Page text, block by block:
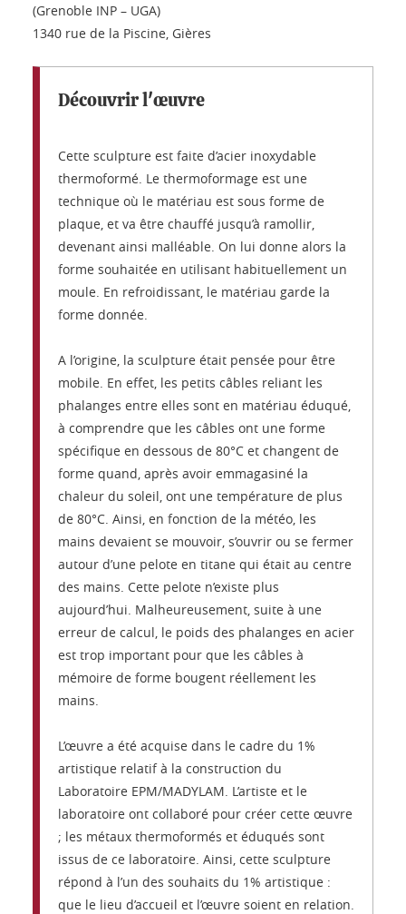
(Grenoble INP – UGA)
1340 rue de la Piscine, Gières
Découvrir l'œuvre
Cette sculpture est faite d’acier inoxydable
thermoformé. Le thermoformage est une
technique où le matériau est sous forme de
plaque, et va être chauffé jusqu’à ramollir,
devenant ainsi malléable. On lui donne alors la
forme souhaitée en utilisant habituellement un
moule. En refroidissant, le matériau garde la
forme donnée.
A l’origine, la sculpture était pensée pour être
mobile. En effet, les petits câbles reliant les
phalanges entre elles sont en matériau éduqué,
à comprendre que les câbles ont une forme
spécifique en dessous de 80°C et changent de
forme quand, après avoir emmagasiné la
chaleur du soleil, ont une température de plus
de 80°C. Ainsi, en fonction de la météo, les
mains devaient se mouvoir, s’ouvrir ou se fermer
autour d’une pelote en titane qui était au centre
des mains. Cette pelote n’existe plus
aujourd’hui. Malheureusement, suite à une
erreur de calcul, le poids des phalanges en acier
est trop important pour que les câbles à
mémoire de forme bougent réellement les
mains.
L’œuvre a été acquise dans le cadre du 1%
artistique relatif à la construction du
Laboratoire EPM/MADYLAM. L’artiste et le
laboratoire ont collaboré pour créer cette œuvre
; les métaux thermoformés et éduqués sont
issus de ce laboratoire. Ainsi, cette sculpture
répond à l’un des souhaits du 1% artistique :
que le lieu d’accueil et l’œuvre soient en relation.